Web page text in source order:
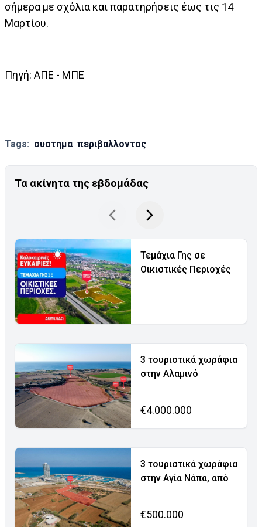
σήμερα με σχόλια και παρατηρήσεις έως τις 14
Μαρτίου.
Πηγή: ΑΠΕ - ΜΠΕ
Tags: συστημα περιβαλλοντος
Τα ακίνητα της εβδομάδας
Τεμάχια Γης σε
Οικιστικές Περιοχές
3 τουριστικά χωράφια
στην Αλαμινό
€4.000.000
3 τουριστικά χωράφια
στην Αγία Νάπα, από
€500.000